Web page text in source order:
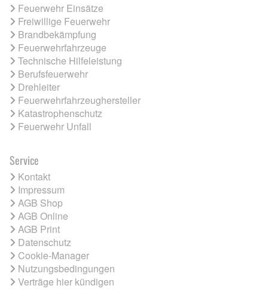
Feuerwehr Einsätze
Freiwillige Feuerwehr
Brandbekämpfung
Feuerwehrfahrzeuge
Technische Hilfeleistung
Berufsfeuerwehr
Drehleiter
Feuerwehrfahrzeughersteller
Katastrophenschutz
Feuerwehr Unfall
Service
Kontakt
Impressum
AGB Shop
AGB Online
AGB Print
Datenschutz
Cookie-Manager
Nutzungsbedingungen
Verträge hier kündigen